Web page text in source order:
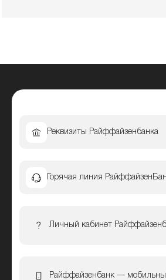
Реквизиты Райффайзенбанка
Горячая линия
Личный кабинет
Райффайзенбанк —